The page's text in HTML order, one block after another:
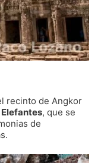
recinto de Angkor
, que se
de